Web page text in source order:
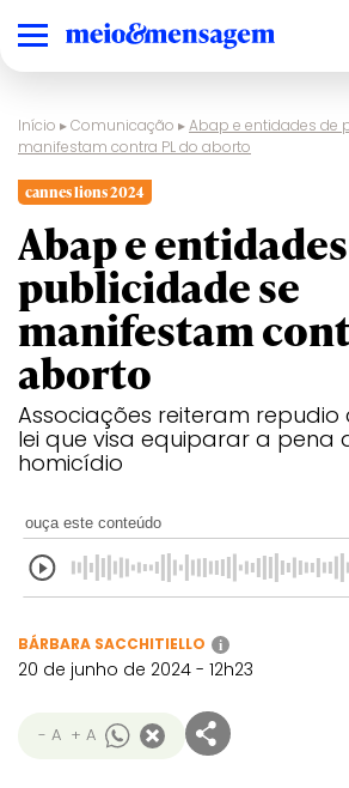
Início ▸Comunicação ▸Abap e entidades de
manifestam contra PL do aborto
cannes lions 2024
Abap e
publicidade se
manifestam
aborto
Associações reiteram
lei que visa equiparar a pena
homicídio
ouça este conteúdo
BÁRBARA SACCHITIELLO i
20 de junho de 2024 - 12h23
- A + A